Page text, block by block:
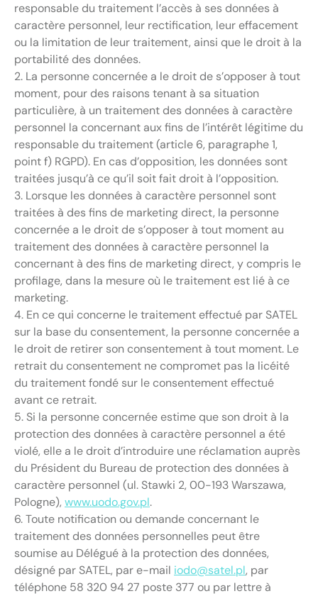
responsable du traitement l’accès à ses données à
caractère personnel, leur rectification, leur effacement
ou la limitation de leur traitement, ainsi que le droit à la
portabilité des données.
2. La personne concernée a le droit de s’opposer à tout
moment, pour des raisons tenant à sa situation
particulière, à un traitement des données à caractère
personnel la concernant aux fins de l’intérêt légitime du
responsable du traitement (article 6, paragraphe 1,
point f) RGPD). En cas d’opposition, les données sont
traitées jusqu’à ce qu’il soit fait droit à l’opposition.
3. Lorsque les données à caractère personnel sont
traitées à des fins de marketing direct, la personne
concernée a le droit de s’opposer à tout moment au
traitement des données à caractère personnel la
concernant à des fins de marketing direct, y compris le
profilage, dans la mesure où le traitement est lié à ce
marketing.
4. En ce qui concerne le traitement effectué par SATEL
sur la base du consentement, la personne concernée a
le droit de retirer son consentement à tout moment. Le
retrait du consentement ne compromet pas la licéité
du traitement fondé sur le consentement effectué
avant ce retrait.
5. Si la personne concernée estime que son droit à la
protection des données à caractère personnel a été
violé, elle a le droit d’introduire une réclamation auprès
du Président du Bureau de protection des données à
caractère personnel (ul. Stawki 2, 00-193 Warszawa,
Pologne), www.uodo.gov.pl.
6. Toute notification ou demande concernant le
traitement des données personnelles peut être
soumise au Délégué à la protection des données,
désigné par SATEL, par e-mail iodo@satel.pl, par
téléphone 58 320 94 27 poste 377 ou par lettre à